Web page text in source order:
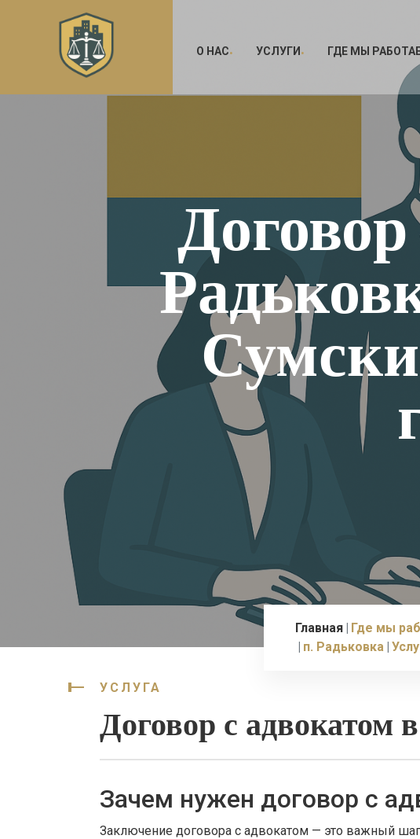
О НАС УСЛУГИ ГДЕ МЫ
Главная Где мы
п. Радьковка
УСЛУГА
Договор с адвокатом
Зачем нужен договор с
Заключение договора с адвокатом — это важный